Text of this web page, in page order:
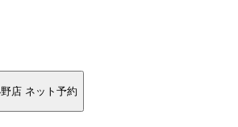
店 ネット予約